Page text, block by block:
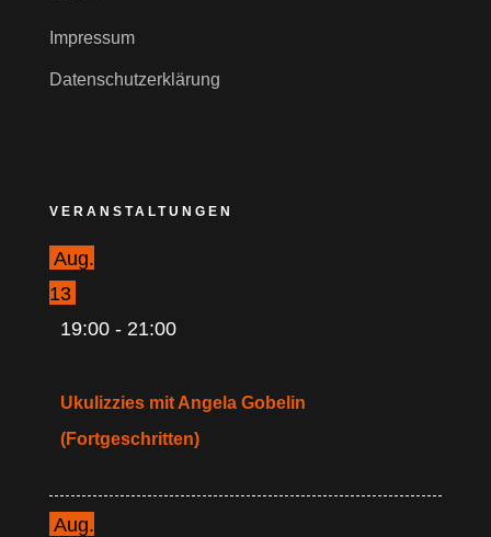
Impressum
Datenschutzerklärung
VERANSTALTUNGEN
Aug.
13
19:00- 21:00
Ukulizzies mit Angela Gobelin
(Fortgeschritten)
Aug.